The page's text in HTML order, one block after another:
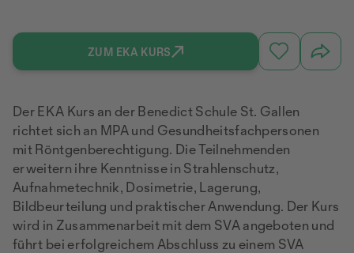
ZUM EKA KURS
Der EKA Kurs an der Benedict Schule St. Gallen
richtet sich an MPA und Gesundheitsfachpersonen
mit Röntgenberechtigung. Die Teilnehmenden
erweitern ihre Kenntnisse in Strahlenschutz,
Aufnahmetechnik, Dosimetrie, Lagerung,
Bildbeurteilung und praktischer Anwendung. Der Kurs
wird in Zusammenarbeit mit dem SVA angeboten und
führt bei erfolgreichem Abschluss zu einem SVA